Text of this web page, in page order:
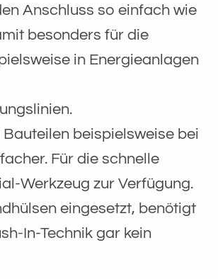
Anschluss so einfach wie
besonders für die
in Energieanlagen
beispielsweise bei
Für die schnelle
Werkzeug zur Verfügung.
eingesetzt, benötigt
In-Technik gar kein